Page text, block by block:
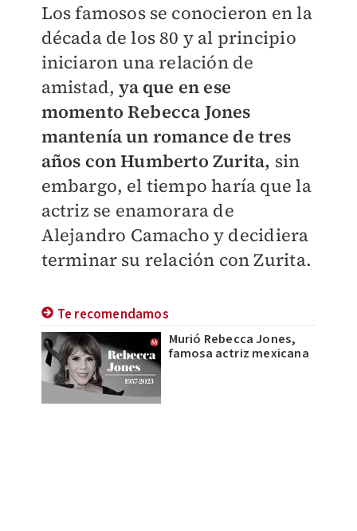
Los famosos se conocieron en la
década de los 80 y al principio
iniciaron una relación de
amistad, ya que en ese
momento Rebecca Jones
mantenía un romance de tres
años con Humberto Zurita, sin
embargo, el tiempo haría que la
actriz se enamorara de
Alejandro Camacho y decidiera
terminar su relación con Zurita.
Te recomendamos
Murió Rebecca Jones,
famosa actriz mexicana